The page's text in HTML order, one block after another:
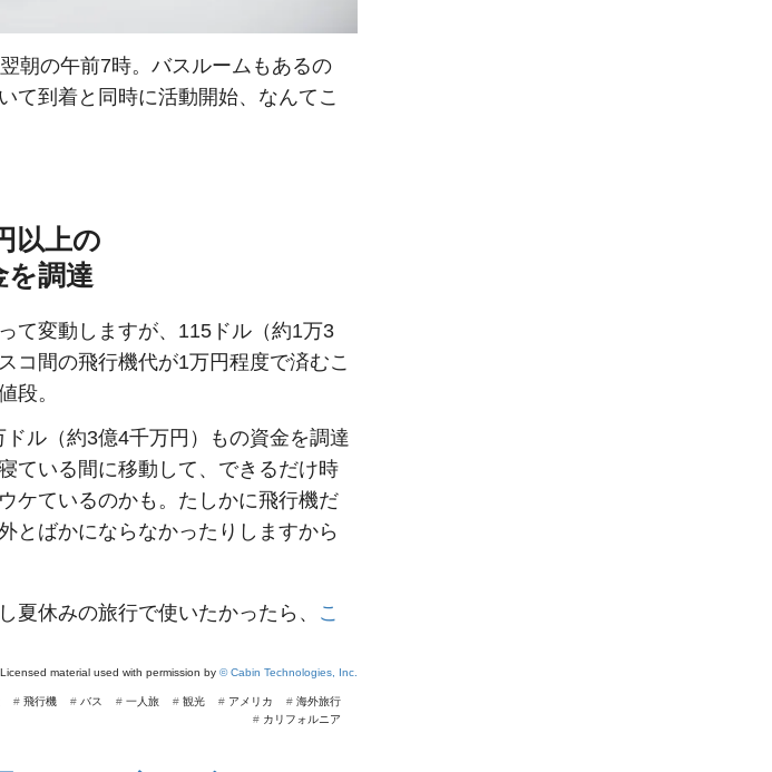
朝の午前7時。バスルームもあるの
て到着と同時に活動開始、なんてこ
以上の
を調達
て変動しますが、115ドル（約1万3
コ間の飛行機代が1万円程度で済むこ
段。
ル（約3億4千万円）もの資金を調達
ている間に移動して、できるだけ時
ケているのかも。たしかに飛行機だ
とばかにならなかったりしますから
夏休みの旅行で使いたかったら、
こ
Licensed material used with permission by © Cabin Technologies, Inc.
# 海外旅行
# アメリカ
# 観光
# 一人旅
# バス
# 飛行機
# カリフォルニア